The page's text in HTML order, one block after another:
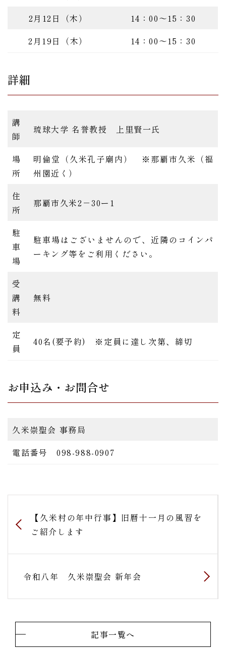
2月12日（木）
14：00～15：30
2月19日（木）
14：00～15：30
詳細
講
師
琉球大学 名誉教授 上里賢一氏
場
所
明倫堂（久米孔子廟内） ※那覇市久米（福
州園近く）
住
所
那覇市久米2－30ー1
駐
車
場
駐車場はございませんので、近隣のコインパ
ーキング等をご利用ください。
受
講
料
無料
定
員
40名(要予約) ※定員に達し次第、締切
お申込み・お問合せ
久米崇聖会 事務局
電話番号 098-988-0907
【久米村の年中行事】旧暦十一月の風習を
ご紹介します
令和八年 久米崇聖会 新年会
記事一覧へ